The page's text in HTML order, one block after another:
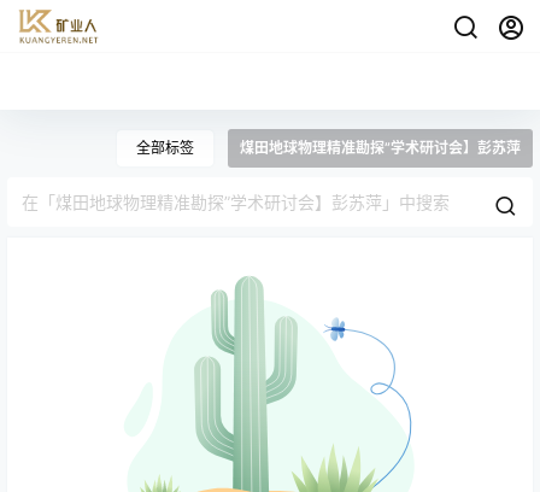
全部标签 煤田地球物理精准勘探”学术研讨会】彭苏萍